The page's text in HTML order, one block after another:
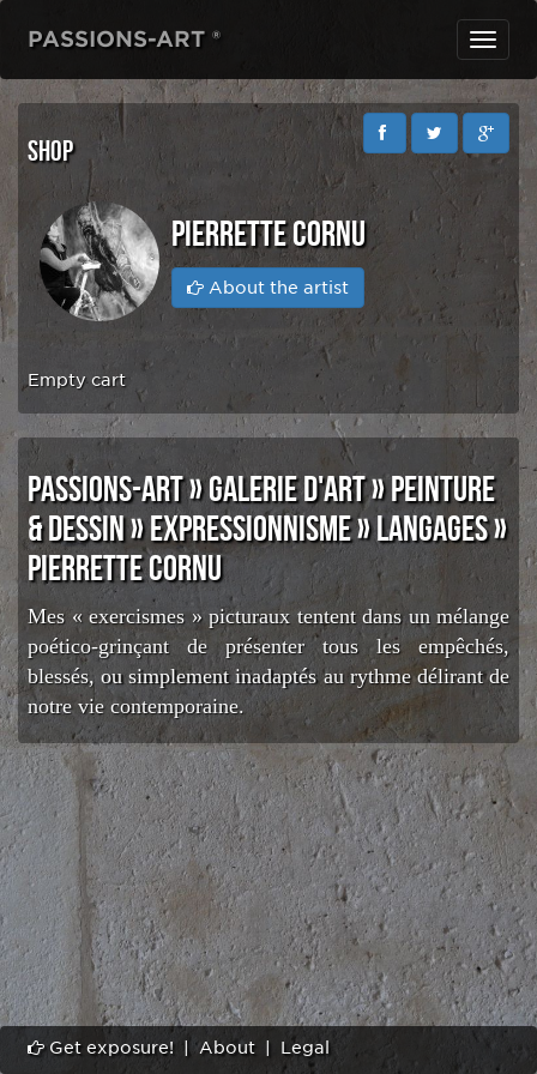
PASSIONS-ART ®
SHOP
PIERRETTE CORNU
About the artist
Empty cart
PASSIONS-ART»GALERIE D'ART»PEINTURE
& DESSIN»EXPRESSIONNISME»LANGAGES»
PIERRETTE CORNU
Mes « exercismes » picturaux tentent dans un mélange
poético-grinçant de présenter tous les empêchés,
blessés, ou simplement inadaptés au rythme délirant de
notre vie contemporaine.
Get exposure!|About Legal